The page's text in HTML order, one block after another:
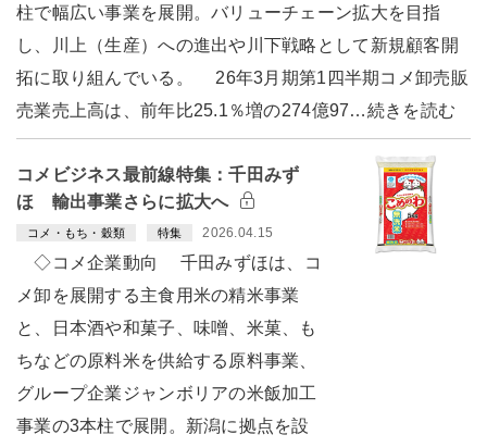
柱で幅広い事業を展開。バリューチェーン拡大を目指
し、川上（生産）への進出や川下戦略として新規顧客開
拓に取り組んでいる。 26年3月期第1四半期コメ卸売販
売業売上高は、前年比25.1％増の274億97…続きを読む
コメビジネス最前線特集：千田みず
ほ 輸出事業さらに拡大へ
コメ・もち・穀類 特集 2026.04.15
◇コメ企業動向 千田みずほは、コ
メ卸を展開する主食用米の精米事業
と、日本酒や和菓子、味噌、米菓、も
ちなどの原料米を供給する原料事業、
グループ企業ジャンボリアの米飯加工
事業の3本柱で展開。新潟に拠点を設